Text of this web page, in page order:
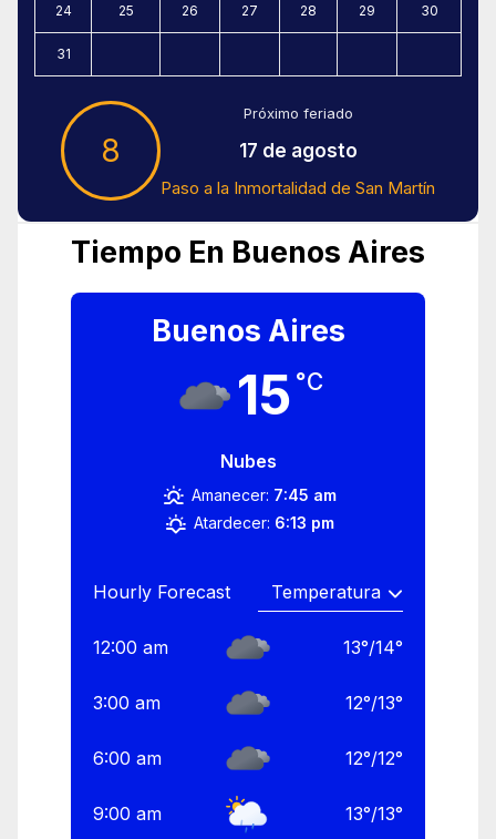
24 25 26 27 28 29 30
31
8
Próximo feriado
17 de agosto
Paso a la Inmortalidad de San Martín
Tiempo En Buenos Aires
Buenos Aires
15 °C
Nubes
Amanecer: 7:45 am
Atardecer: 6:13 pm
Hourly Forecast
12:00 am 13°/14°
3:00 am 12°/13°
6:00 am 12°/12°
9:00 am 13°/13°